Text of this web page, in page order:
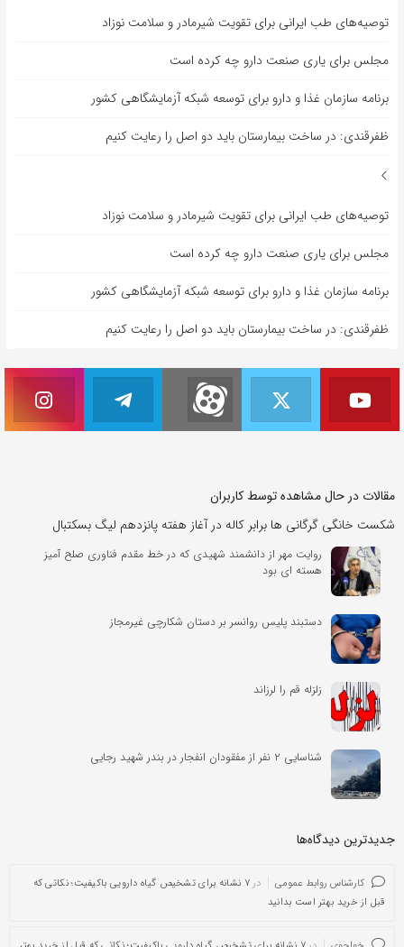
توصیه‌های طب ایرانی برای تقویت شیرمادر و سلامت نوزاد
مجلس برای یاری صنعت دارو چه کرده است
برنامه سازمان غذا و دارو برای توسعه شبکه آزمایشگاهی کشور
ظفرقندی: در ساخت بیمارستان باید دو اصل را رعایت کنیم
توصیه‌های طب ایرانی برای تقویت شیرمادر و سلامت نوزاد
مجلس برای یاری صنعت دارو چه کرده است
برنامه سازمان غذا و دارو برای توسعه شبکه آزمایشگاهی کشور
ظفرقندی: در ساخت بیمارستان باید دو اصل را رعایت کنیم
مقالات در حال مشاهده توسط کاربران
شکست خانگی گرگانی ها برابر کاله در آغاز هفته پانزدهم لیگ بسکتبال
روایت مهر از دانشمند شهیدی که در خط مقدم فناوری صلح آمیز
هسته ای بود
دستبند پلیس روانسر بر دستان شکارچی غیرمجاز
زلزله قم را لرزاند
شناسایی ۲ نفر از مفقودان انفجار در بندر شهید رجایی
جدیدترین دیدگاه‌‌ها
کارشناس روابط عمومی در
۷ نشانه برای تشخیص گیاه دارویی باکیفیت؛ نکاتی که
قبل از خرید بهتر است بدانید